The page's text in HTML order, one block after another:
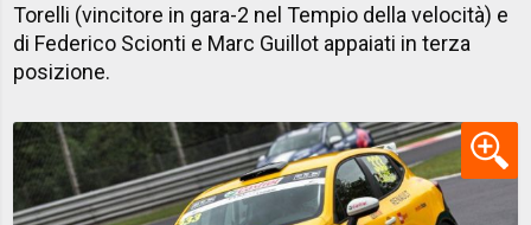
Torelli (vincitore in gara-2 nel Tempio della velocità) e
di Federico Scionti e Marc Guillot appaiati in terza
posizione.